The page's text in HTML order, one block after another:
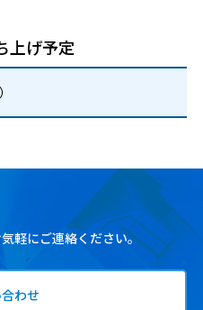
上げ予定
軽にご連絡ください。
わせ